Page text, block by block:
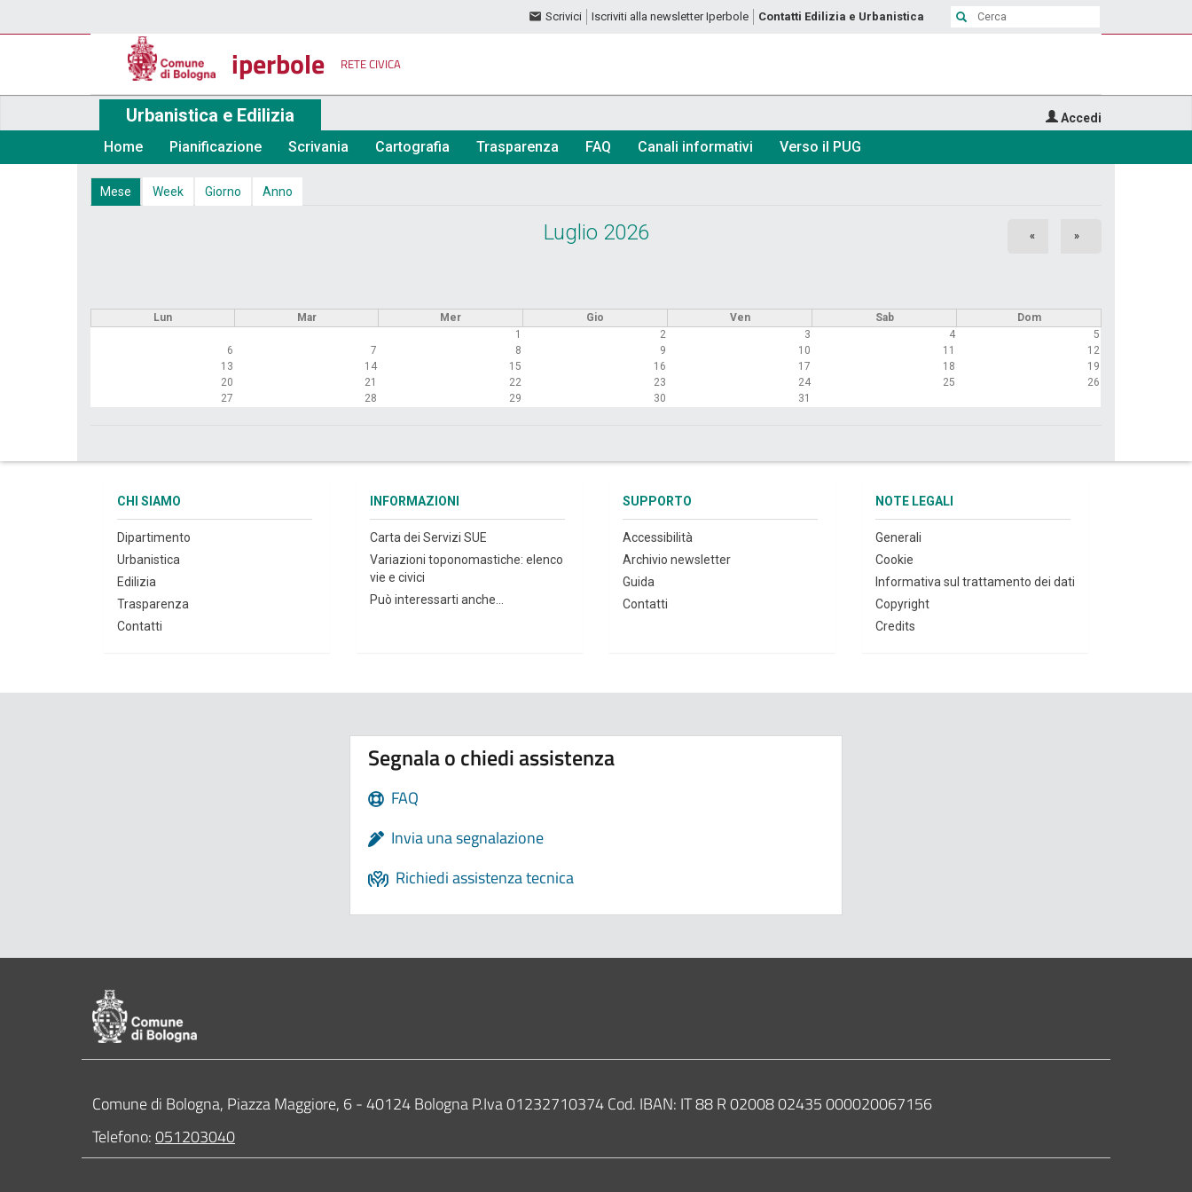
Scrivici Iscriviti alla newsletter Iperbole Contatti Edilizia e Urbanistica
iperbole RETE CIVICA
Urbanistica e Edilizia Accedi
Home Pianificazione Scrivania Cartografia Trasparenza FAQ Canali informativi Verso il PUG
Schede
Mese (scheda
attiva)
Week Giorno Anno
Luglio 2026 « »
Lun Mar Mer Gio Ven Sab
Dom
1
2 3 4
5
6
7 8 9 10 11
12
13
14 15 16 17 18
19
20
21 22 23 24 25
26
27
28 29 30 31
CHI SIAMO
Dipartimento
Urbanistica
Edilizia
Trasparenza
Contatti
INFORMAZIONI
Carta dei Servizi SUE
Variazioni toponomastiche: elenco
vie e civici
Può interessarti anche...
SUPPORTO
Accessibilità
Archivio newsletter
Guida
Contatti
NOTE LEGALI
Generali
Cookie
Informativa sul trattamento dei dati
Copyright
Credits
Segnala o chiedi assistenza
FAQ
Invia una segnalazione
Richiedi assistenza tecnica
Pié di pagina di Comune di Bologna
Contatti
Comune di Bologna, Piazza Maggiore, 6 - 40124 Bologna P.Iva 01232710374 Cod. IBAN: IT 88 R 02008 02435 000020067156
Telefono:051203040